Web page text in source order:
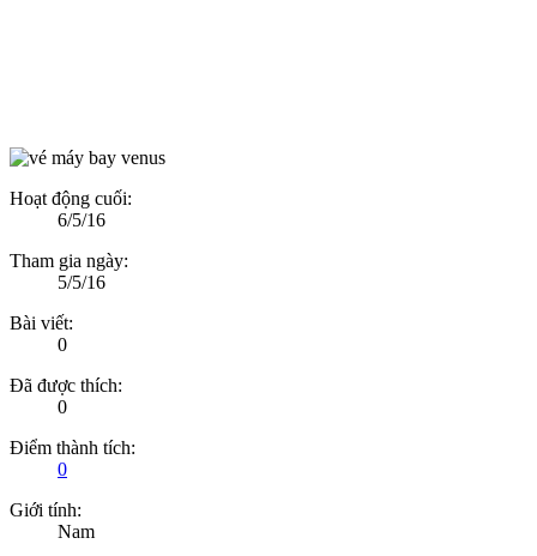
Hoạt động cuối:
6/5/16
Tham gia ngày:
5/5/16
Bài viết:
0
Đã được thích:
0
Điểm thành tích:
0
Giới tính:
Nam